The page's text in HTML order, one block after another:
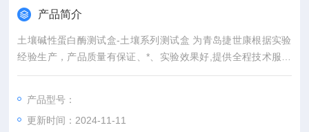
产品简介
土壤碱性蛋白酶测试盒-土壤系列测试盒 为青岛捷世康根据实验
经验生产，产品质量有保证、*、实验效果好,提供全程技术服务
或免费代测服务（山东省内可上门取样）产品具有灵敏度高，快
产品型号：
更新时间：2024-11-11